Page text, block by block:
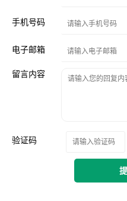
手机号码
电子邮箱
留言内容
验证码